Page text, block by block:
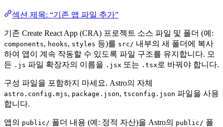
섹션 제목: “기존 앱 파일 추가”
기존 Create React App (CRA) 프로젝트 소스 파일 및 폴더 (예:
components, hooks, styles 등)를 src/ 내부의 새 폴더에 복사
하여 앱이 계속 작동할 수 있도록 파일 구조를 유지합니다. 모
든 .js 파일 확장자의 이름을 .jsx 또는 .tsx 로 바꿔야 합니다.
구성 파일을 포함하지 마세요. Astro의 자체
astro.config.mjs, package.json, tsconfig.json 파일을 사용
합니다.
앱의 public/ 폴더 내용 (예: 정적 자산)을 Astro의 public/ 폴